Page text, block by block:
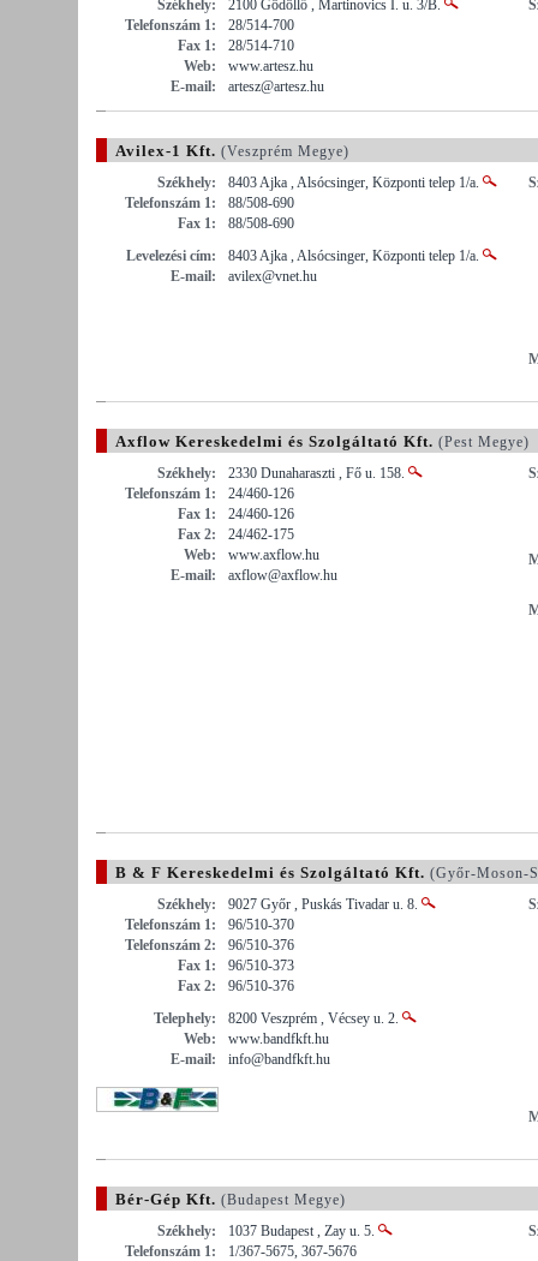
Székhely:
2100 Gödöllő , Martinovics I. u. 3/B.
Telefonszám 1:
28/514-700
Fax 1:
28/514-710
Web:
www.artesz.hu
E-mail:
artesz@artesz.hu
Avilex-1 Kft. (Veszprém Megye)
Székhely:
8403 Ajka , Alsócsinger, Központi telep 1/a.
Telefonszám 1:
88/508-690
Fax 1:
88/508-690
Levelezési cím:
8403 Ajka , Alsócsinger, Központi telep 1/a.
E-mail:
avilex@vnet.hu
Axflow Kereskedelmi és Szolgáltató Kft. (Pest Megye)
Székhely:
2330 Dunaharaszti , Fő u. 158.
Telefonszám 1:
24/460-126
Fax 1:
24/460-126
Fax 2:
24/462-175
Web:
www.axflow.hu
E-mail:
axflow@axflow.hu
B & F Kereskedelmi és Szolgáltató Kft. (Győr-Moson-
Székhely:
9027 Győr , Puskás Tivadar u. 8.
Telefonszám 1:
96/510-370
Telefonszám 2:
96/510-376
Fax 1:
96/510-373
Fax 2:
96/510-376
Telephely:
8200 Veszprém , Vécsey u. 2.
Web:
www.bandfkft.hu
E-mail:
info@bandfkft.hu
Bér-Gép Kft. (Budapest Megye)
Székhely:
1037 Budapest , Zay u. 5.
Telefonszám 1:
1/367-5675, 367-5676